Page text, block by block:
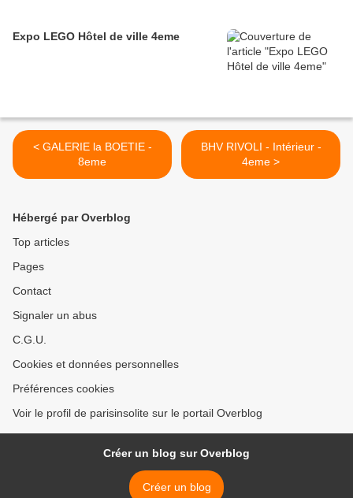
Expo LEGO Hôtel de ville 4eme
< GALERIE la BOETIE -
8eme
BHV RIVOLI - Intérieur -
4eme >
Hébergé par Overblog
Top articles
Pages
Contact
Signaler un abus
C.G.U.
Cookies et données personnelles
Préférences cookies
Voir le profil de parisinsolite sur le portail Overblog
Créer un blog sur Overblog
Créer un blog